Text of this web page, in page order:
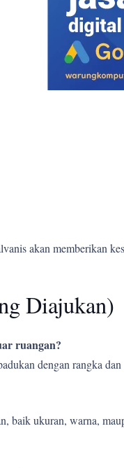
akan memberikan
Diajukan)
ruangan?
dengan rangka
baik ukuran, warna,